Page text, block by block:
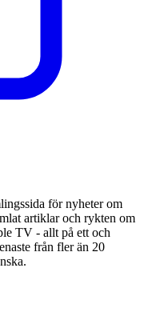
för nyheter om
artiklar och rykten om
TV - allt på ett och
från fler än 20